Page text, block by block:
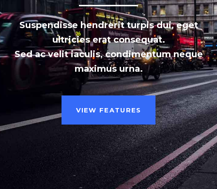
Suspendisse hendrerit turpis dui, eget
ultricies erat consequat.
Sed ac velit iaculis, condimentum neque
maximus urna.
VIEW FEATURES